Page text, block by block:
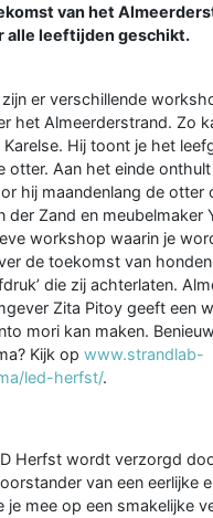
van het
alle leeftijden geschikt.
er verschillende
het Almeerderstrand. Zo
Hij toont je het
otter. Aan het einde
hij maandenlang de otter
der Zand en meubelmaker
workshop waarin je
de toekomst van
die zij achterlaten.
Zita Pitoy geeft een
mori kan maken.
Kijk op www.strandlab-
led-herfst/.
Herfst wordt verzorgd
van een eerlijke
je mee op een smakelijke